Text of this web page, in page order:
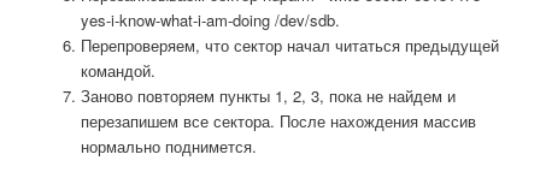
yes-i-know-what-i-am-doing /dev/sdb.
Перепроверяем, что сектор начал читаться предыдущей
командой.
Заново повторяем пункты 1, 2, 3, пока не найдем и
перезапишем все сектора. После нахождения массив
нормально поднимется.